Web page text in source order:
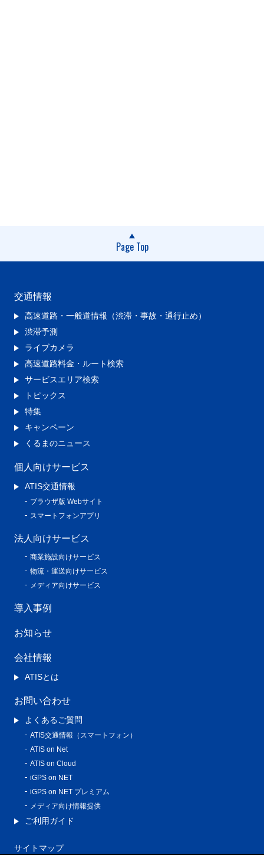
Page Top
交通情報
高速道路・一般道情報（渋滞・事故・通行止め）
渋滞予測
ライブカメラ
高速道路料金・ルート検索
サービスエリア検索
トピックス
特集
キャンペーン
くるまのニュース
個人向けサービス
ATIS交通情報
ブラウザ版 Webサイト
スマートフォンアプリ
法人向けサービス
商業施設向けサービス
物流・運送向けサービス
メディア向けサービス
導入事例
お知らせ
会社情報
ATISとは
お問い合わせ
よくあるご質問
ATIS交通情報（スマートフォン）
ATIS on Net
ATIS on Cloud
iGPS on NET
iGPS on NET プレミアム
メディア向け情報提供
ご利用ガイド
サイトマップ